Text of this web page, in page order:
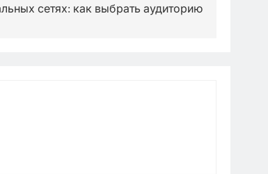
сетях: как выбрать аудиторию